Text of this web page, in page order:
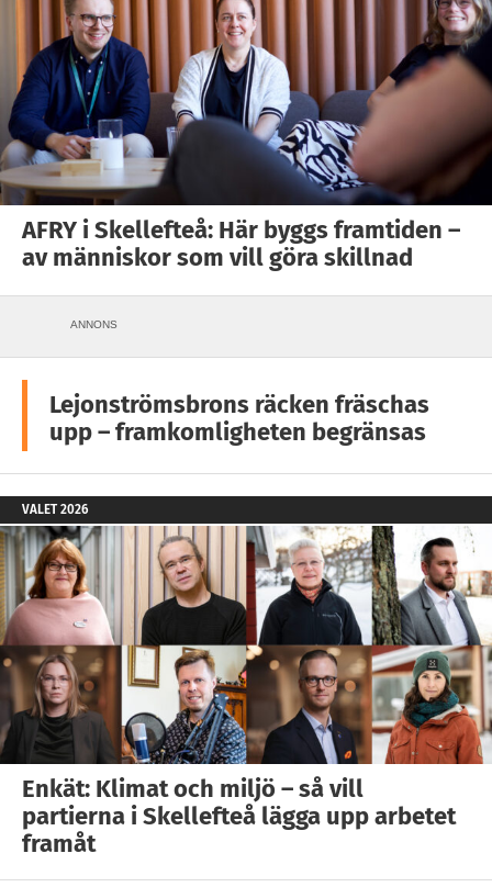
AFRY i Skellefteå: Här byggs framtiden –
av människor som vill göra skillnad
ANNONS
Lejonströmsbrons räcken fräschas
upp – framkomligheten begränsas
VALET 2026
Enkät: Klimat och miljö – så vill
partierna i Skellefteå lägga upp arbetet
framåt